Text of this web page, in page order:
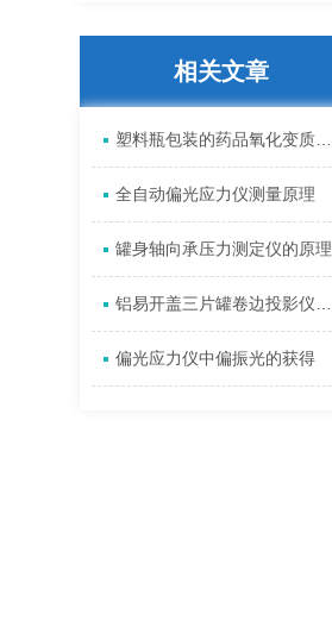
相关文章
全自动偏光应力仪测量原理
罐身轴向承压力测定仪的原理
偏光应力仪中偏振光的获得